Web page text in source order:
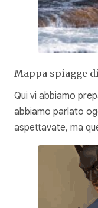
Mappa spiagge
Qui vi abbiamo
abbiamo parlato
aspettavate, ma